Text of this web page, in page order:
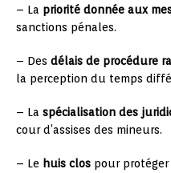
– La priorité donnée aux
sanctions pénales.
– Des délais de procédure
la perception du temps
– La spécialisation des
cour d’assises des mineurs.
– Le huis clos pour